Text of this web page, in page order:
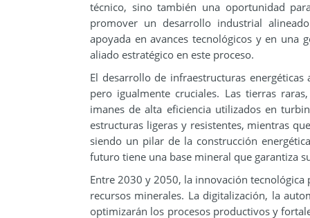
técnico, sino también una oportunidad
promover un desarrollo industrial
apoyada en avances tecnológicos y en una
aliado estratégico en este proceso.
El desarrollo de infraestructuras
pero igualmente cruciales. Las tierras
imanes de alta eficiencia utilizados en
estructuras ligeras y resistentes, mientras
siendo un pilar de la construcción
futuro tiene una base mineral que garantiza
Entre 2030 y 2050, la innovación
recursos minerales. La digitalización, la
optimizarán los procesos productivos y